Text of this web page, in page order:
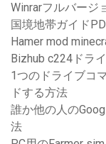
Winrarフルバージ
国境地帯ガイド
Hamer mod
Bizhub c224ドラ
1つのドライブコ
ドする方法
誰か他の人の
法